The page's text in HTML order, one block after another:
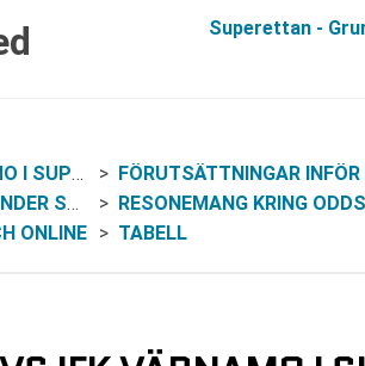
Superettan -
FÖRUTSÄTTNINGAR INFÖR NORDIC
RESONEMANG KRING ODDS
ONLINE
TABELL